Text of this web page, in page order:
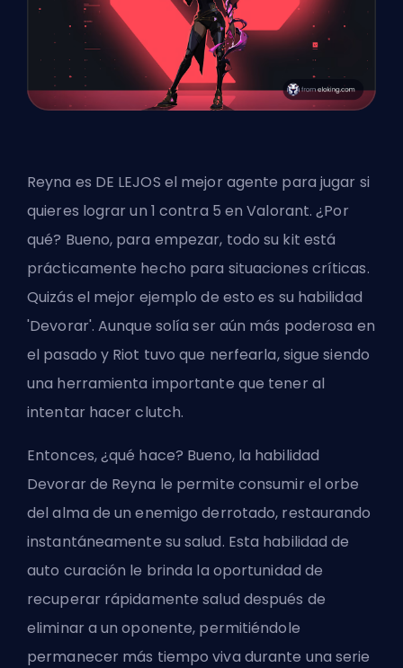
Reyna es DE LEJOS el mejor agente para jugar si
quieres lograr un 1 contra 5 en Valorant. ¿Por
qué? Bueno, para empezar, todo su kit está
prácticamente hecho para situaciones críticas.
Quizás el mejor ejemplo de esto es su habilidad
'Devorar'. Aunque solía ser aún más poderosa en
el pasado y Riot tuvo que nerfearla, sigue siendo
una herramienta importante que tener al
intentar hacer clutch.
Entonces, ¿qué hace? Bueno, la habilidad
Devorar de Reyna le permite consumir el orbe
del alma de un enemigo derrotado, restaurando
instantáneamente su salud. Esta habilidad de
auto curación le brinda la oportunidad de
recuperar rápidamente salud después de
eliminar a un oponente, permitiéndole
permanecer más tiempo viva durante una serie